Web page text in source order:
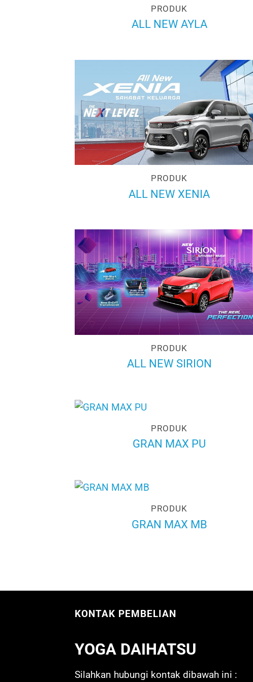
PRODUK
ALL NEW AYLA
PRODUK
ALL NEW XENIA
PRODUK
ALL NEW SIRION
PRODUK
GRAN MAX PU
PRODUK
GRAN MAX MB
KONTAK PEMBELIAN
YOGA DAIHATSU
Silahkan hubungi kontak dibawah ini :